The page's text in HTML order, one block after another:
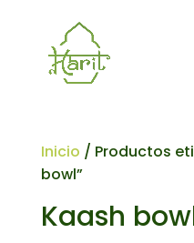
Inicio / Productos
bowl”
Kaash